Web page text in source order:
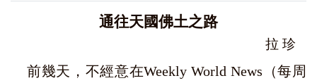
通往天國佛土之路
拉 珍
前幾天，不經意在Weekly World News（每周